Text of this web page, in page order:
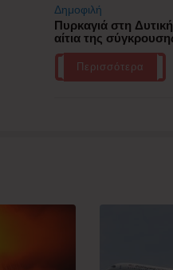
Δημοφιλή
Πυρκαγιά στη
αίτια της
Περισσότερα